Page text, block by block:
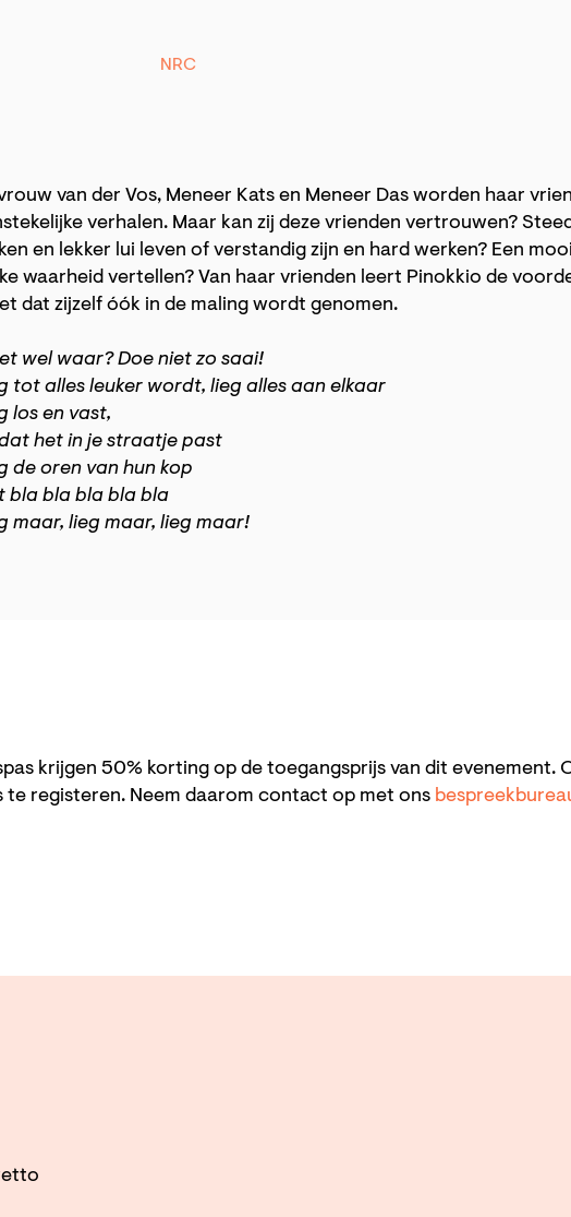
NRC
van der Vos, Meneer Kats en Meneer Das worden haar
verhalen. Maar kan zij deze vrienden vertrouwen?
en lekker lui leven of verstandig zijn en hard werken? Een
waarheid vertellen? Van haar vrienden leert Pinokkio de
dat zijzelf óók in de maling wordt genomen.
wel waar? Doe niet zo saai!
tot alles leuker wordt, lieg alles aan elkaar
los en vast,
het in je straatje past
de oren van hun kop
bla bla bla bla bla
maar, lieg maar, lieg maar!
krijgen 50% korting op de toegangsprijs van dit evenement.
te registeren. Neem daarom contact op met ons